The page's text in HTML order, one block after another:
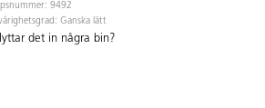
9492
Ganska lätt
det in några bin?